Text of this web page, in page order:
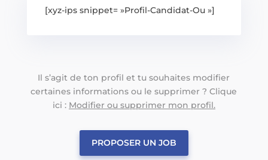
[xyz-ips snippet= »Profil-Candidat-Ou »]
Il s’agit de ton profil et tu souhaites modifier
certaines informations ou le supprimer ? Clique
ici : Modifier ou supprimer mon profil.
PROPOSER UN JOB